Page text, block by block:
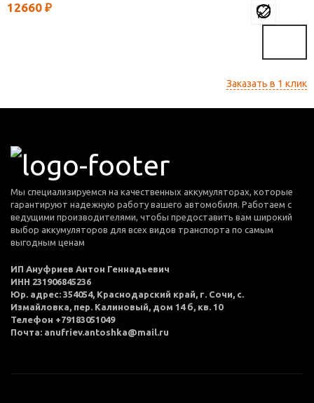
12660 ₽
Заказать в 1 клик
Мы специализируемся на качественных аккумуляторах, которые
гарантируют надежную работу вашего автомобиля. Работаем с
ведущими производителями, чтобы предоставить вам широкий
выбор аккумуляторов для всех видов транспорта по самым
выгодным ценам
ИП Ануфриев Антон Геннадьевич
ИНН 231906845236
Юр. адрес: 354054, Краснодарский край, г. Сочи, с.
Измайловка, пер. Калиновый, дом 14 б, кв. 10
Телефон +79183051049
Почта: anufriev.antoshka@mail.ru